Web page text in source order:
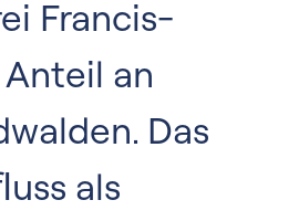
Francis-
an
Das
als